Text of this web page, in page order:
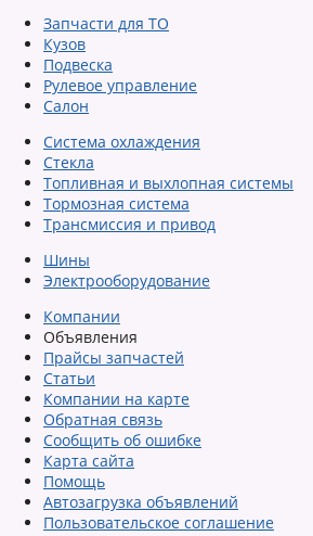
Запчасти для ТО
Кузов
Подвеска
Рулевое управление
Салон
Система охлаждения
Стекла
Топливная и выхлопная системы
Тормозная система
Трансмиссия и привод
Шины
Электрооборудование
Компании
Объявления
Прайсы запчастей
Статьи
Компании на карте
Обратная связь
Сообщить об ошибке
Карта сайта
Помощь
Автозагрузка объявлений
Пользовательское соглашение